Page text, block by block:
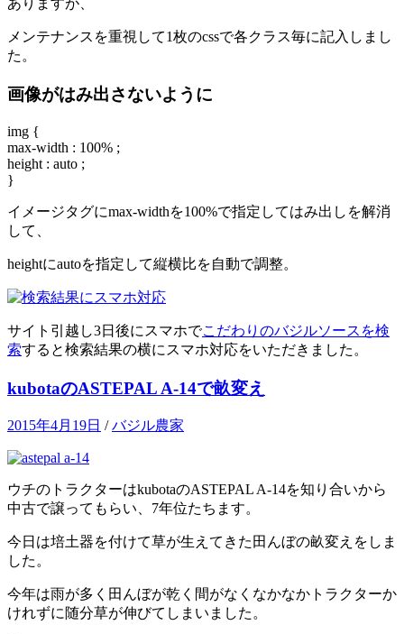
ありますが、
メンテナンスを重視して1枚のcssで各クラス毎に記入しまし
た。
画像がはみ出さないように
img {
max-width : 100% ;
height : auto ;
}
イメージタグにmax-widthを100%で指定してはみ出しを解消
して、
heightにautoを指定して縦横比を自動で調整。
サイト引越し3日後にスマホでこだわりのバジルソースを検
索すると検索結果の横にスマホ対応をいただきました。
kubotaのASTEPAL A-14で畝変え
2015年4月19日 /バジル農家
ウチのトラクターはkubotaのASTEPAL A-14を知り合いから
中古で譲ってもらい、7年位たちます。
今日は培土器を付けて草が生えてきた田んぼの畝変えをしま
した。
今年は雨が多く田んぼが乾く間がなくなかなかトラクターか
けれずに随分草が伸びてしまいました。